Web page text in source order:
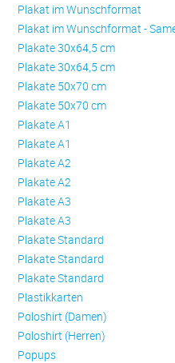
Plakat im Wunschformat
Plakat im Wunschformat -
Plakate 30x64,5 cm
Plakate 30x64,5 cm
Plakate 50x70 cm
Plakate 50x70 cm
Plakate A1
Plakate A1
Plakate A2
Plakate A2
Plakate A3
Plakate A3
Plakate Standard
Plakate Standard
Plakate Standard
Plastikkarten
Poloshirt (Damen)
Poloshirt (Herren)
Popups